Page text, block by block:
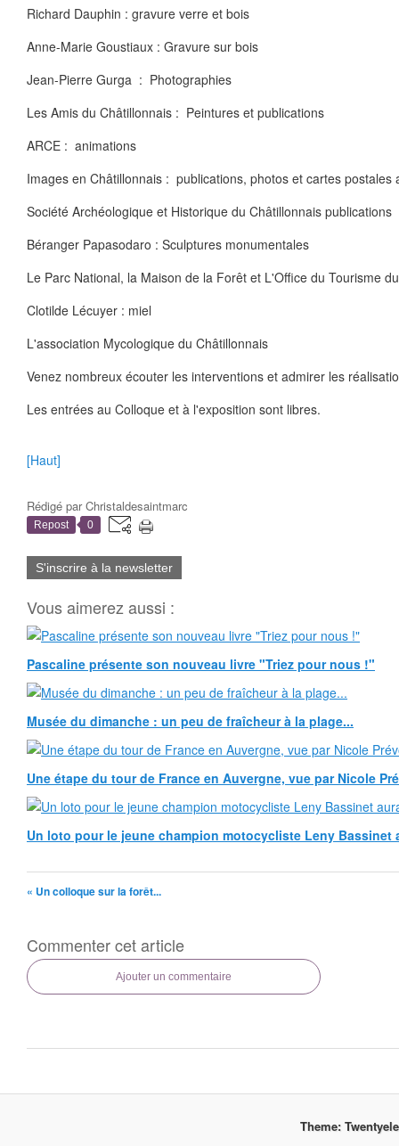
Richard Dauphin : gravure verre et bois
Anne-Marie Goustiaux : Gravure sur bois
Jean-Pierre Gurga : Photographies
Les Amis du Châtillonnais : Peintures et publications
ARCE : animations
Images en Châtillonnais : publications, photos et cartes postales
Société Archéologique et Historique du Châtillonnais publications
Béranger Papasodaro : Sculptures monumentales
Le Parc National, la Maison de la Forêt et L'Office du Tourisme
Clotilde Lécuyer : miel
L'association Mycologique du Châtillonnais
Venez nombreux écouter les interventions et admirer les
Les entrées au Colloque et à l'exposition sont libres.
[Haut]
Rédigé parChristaldesaintmarc
Repost 0
S'inscrire à la newsletter
Vous aimerez aussi :
Pascaline présente son nouveau livre "Triez pour nous !"
Musée du dimanche : un peu de fraîcheur à la plage...
Une étape du tour de France en Auvergne, vue par Nicole
Un loto pour le jeune champion motocycliste Leny Bassinet
« Un colloque sur la forêt...
Commenter cet article
Ajouter un commentaire
Theme: